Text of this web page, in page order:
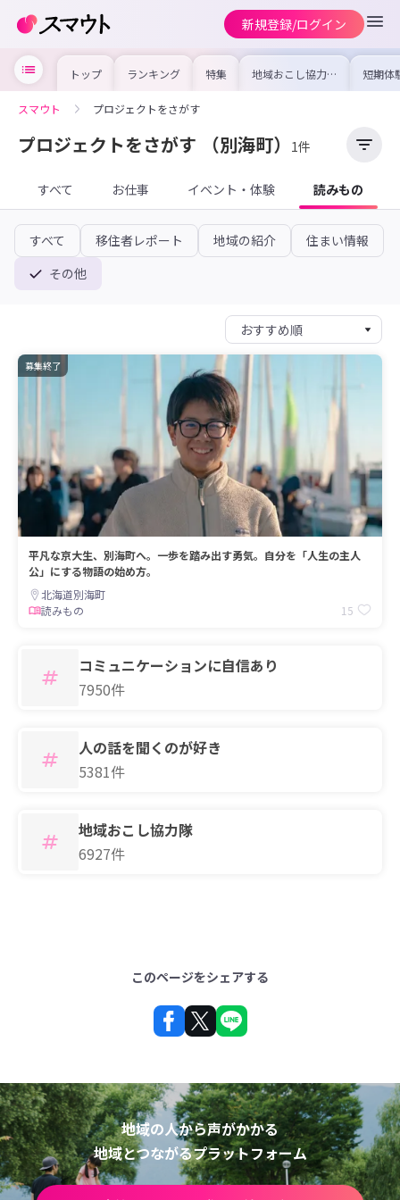
新規登録/ログイン
トップ ランキング 特集 地域おこし協力隊
の求人やイベント
を集めました！仕
けよう
短期体
り〜数
域を知
スマウト プロジェクトをさがす
プロジェクトをさがす （別海町） 1件
すべて お仕事 イベント・体験 読みもの
すべて 移住者レポート 地域の紹介
住まい情報
その他
募集終了
平凡な京大生、別海町へ。一歩を踏み出す勇気。自分を「人生の主人
公」にする物語の始め方。
北海道別海町
読みもの
15
コミュニケーションに自信あり
7950件
人の話を聞くのが好き
5381件
地域おこし協力隊
6927件
このページをシェアする
地域の人から声がかかる
地域とつながるプラットフォーム